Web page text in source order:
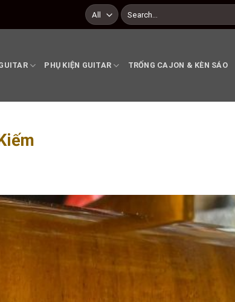
Search
for:
PHỤ KIỆN GUITAR TRỐNG CAJON & KÈN SÁO